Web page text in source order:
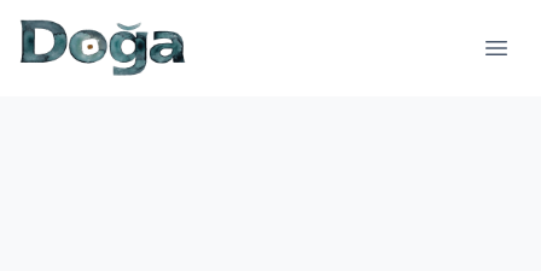
Skip to content